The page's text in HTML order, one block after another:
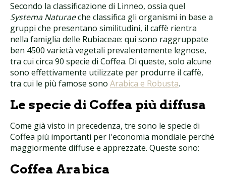
Secondo la classificazione di Linneo, ossia quel
Systema Naturaeche classifica gli organismi in base a
gruppi che presentano similitudini, il caffè rientra
nella famiglia delle Rubiaceae: qui sono raggruppate
ben 4500 varietà vegetali prevalentemente legnose,
tra cui circa 90 specie di Coffea. Di queste, solo alcune
sono effettivamente utilizzate per produrre il caffè,
tra cui le più famose sono Arabica e Robusta.
Le specie di Coffea più diffusa
Come già visto in precedenza, tre sono le specie di
Coffea più importanti per l'economia mondiale perché
maggiormente diffuse e apprezzate. Queste sono:
Coffea Arabica